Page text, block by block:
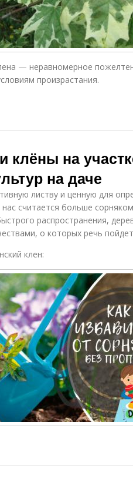
— неравномерное
произрастания.
клёны на
на даче
листву и ценную для
нас считается больше
распространения,
о которых речь
клен: